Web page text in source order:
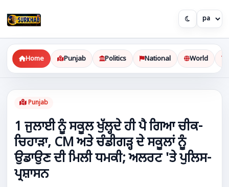
Home Punjab Politics National World
Punjab
1 ਜੁਲਾਈ ਨੂੰ ਸਕੂਲ ਖੁੱਲ੍ਹਦੇ ਹੀ ਪੈ ਗਿਆ ਚੀਕ-
ਚਿਹਾੜਾ, CM ਅਤੇ ਚੰਡੀਗੜ੍ਹ ਦੇ ਸਕੂਲਾਂ ਨੂੰ
ਉਡਾਉਣ ਦੀ ਮਿਲੀ ਧਮਕੀ; ਅਲਰਟ 'ਤੇ ਪੁਲਿਸ-
ਪ੍ਰਸ਼ਾਸਨ